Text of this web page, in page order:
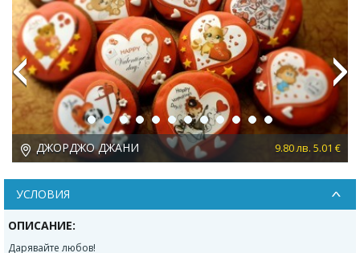
ДЖОРДЖО ДЖАНИ 9.80 лв. 5.01 €
Previous Next
УСЛОВИЯ
ОПИСАНИЕ:
Дарявайте любов!